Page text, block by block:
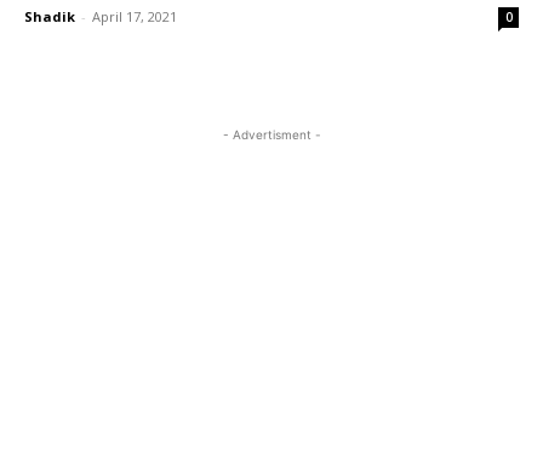
Shadik - April 17, 2021 0
- Advertisment -